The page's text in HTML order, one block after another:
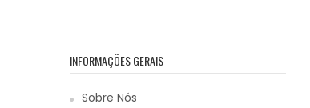
INFORMAÇÕES GERAIS
Sobre Nós